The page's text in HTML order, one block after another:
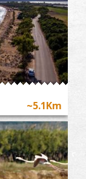
~5.1Km